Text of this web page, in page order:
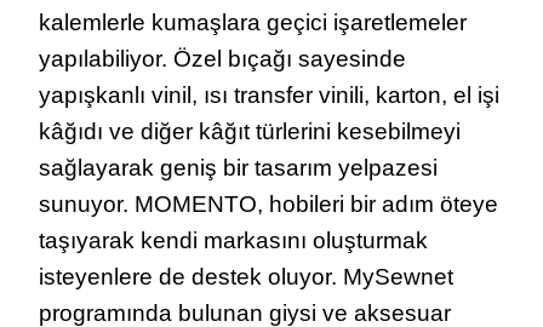
kalemlerle kumaşlara geçici işaretlemeler
yapılabiliyor. Özel bıçağı sayesinde
yapışkanlı vinil, ısı transfer vinili, karton, el işi
kâğıdı ve diğer kâğıt türlerini kesebilmeyi
sağlayarak geniş bir tasarım yelpazesi
sunuyor. MOMENTO, hobileri bir adım öteye
taşıyarak kendi markasını oluşturmak
isteyenlere de destek oluyor. MySewnet
programında bulunan giysi ve aksesuar